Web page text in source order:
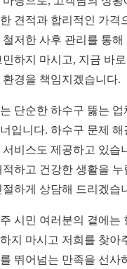
견적과 합리적인 가격
철저한 사후 관리를 통
민하지 마시고, 지금 바
환경을 책임지겠습니다.
단순한 하수구 뚫는
입니다. 하수구 문제
서비스도 제공하고 있습
적하고 건강한 생활을
절하게 상담해 드리겠습
시민 여러분의 곁에는
지 마시고 저희를 찾아
뛰어넘는 만족을 선사